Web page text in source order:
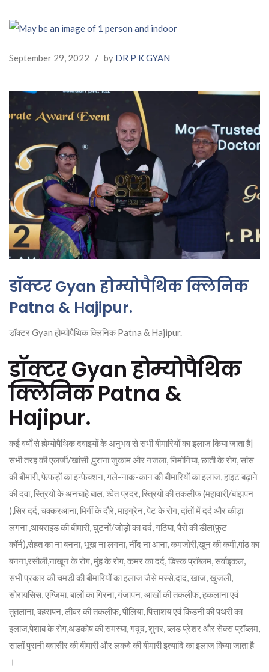
September 29, 2022 / by DR P K GYAN
डॉक्टर Gyan होम्योपैथिक क्लिनिक
Patna & Hajipur.
डॉक्टर Gyan होम्योपैथिक क्लिनिक Patna & Hajipur.
डॉक्टर Gyan होम्योपैथिक
क्लिनिक Patna &
Hajipur.
कई वर्षों से होम्योपैथिक दवाइयों के अनुभव से सभी बीमारियों का इलाज किया जाता है|
सभी तरह की एलर्जी/खांसी ,पुराना जुकाम और नजला, निमोनिया, छाती के रोग, सांस
की बीमारी, फेफड़ों का इन्फेक्शन, गले-नाक-कान की बीमारियों का इलाज, हाइट बढ़ाने
की दवा, स्त्रियों के अनचाहे बाल, श्वेत प्रदर, स्त्रियों की तकलीफ (महावारी/बांझपन
),सिर दर्द, चक्करआना, मिर्गी के दौरे, माइग्रेन, पेट के रोग, दांतों में दर्द और कीड़ा
लगना ,थायराइड की बीमारी, घुटनों/जोड़ों का दर्द, गठिया, पैरों की डील(फुट
कॉर्न),सेहत का ना बनना, भूख ना लगना, नींद ना आना, कमजोरी,खून की कमी,गांठ का
बनना,रसौली,नाखून के रोग, मुंह के रोग, कमर का दर्द, डिस्क प्रॉब्लम, सर्वाइकल,
सभी प्रकार की चमड़ी की बीमारियों का इलाज जैसे मस्से,दाद, खाज, खुजली,
सोरायसिस, एग्जिमा, बालों का गिरना, गंजापन, आंखों की तकलीफ, हकलाना एवं
तुतलाना, बहरापन, लीवर की तकलीफ, पीलिया, पित्ताशय एवं किडनी की पथरी का
इलाज,पेशाब के रोग,अंडकोष की समस्या, गदूद, शुगर, ब्लड प्रेशर और सेक्स प्रॉब्लम,
सालों पुरानी बवासीर की बीमारी और लकवे की बीमारी इत्यादि का इलाज किया जाता है
।